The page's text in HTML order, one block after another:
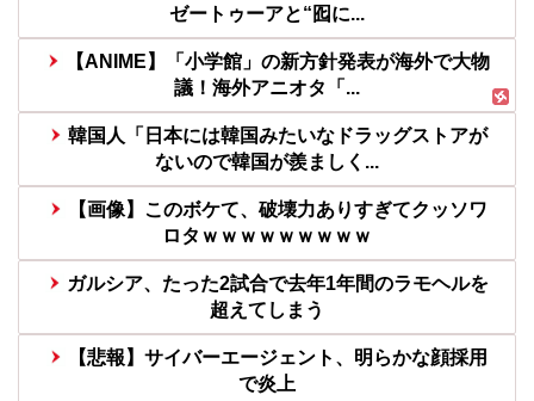
ゼートゥーアと“囮に...
【ANIME】「小学館」の新方針発表が海外で大物
議！海外アニオタ「...
韓国人「日本には韓国みたいなドラッグストアが
ないので韓国が羨ましく...
【画像】このボケて、破壊力ありすぎてクッソワ
ロタｗｗｗｗｗｗｗｗｗ
ガルシア、たった2試合で去年1年間のラモヘルを
超えてしまう
【悲報】サイバーエージェント、明らかな顔採用
で炎上